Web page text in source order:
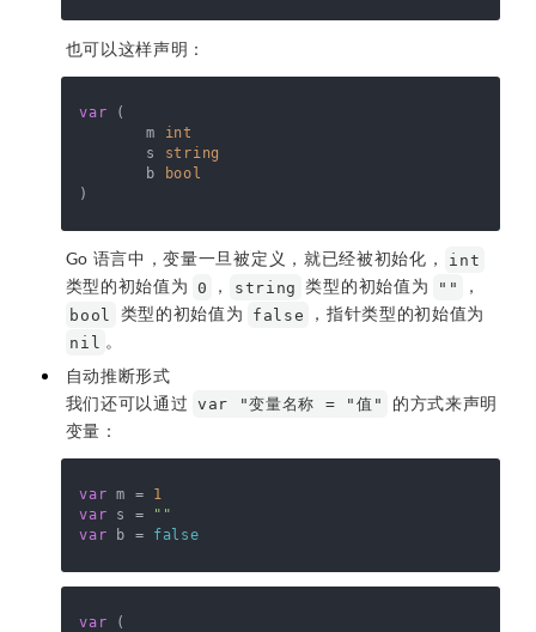
也可以这样声明：
var (
	m
int
	s
string
	b
bool
Go 语言中，变量一旦被定义，就已经被初始化， int
类型的初始值为 0 ， string 类型的初始值为 "" ，
bool 类型的初始值为 false ，指针类型的初始值为
nil 。
自动推断形式
我们还可以通过 var "变量名称 = "值"
的方式来声明
变量：
var m = 1
var s =
""
var b = false
var (